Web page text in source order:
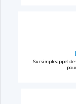
Sur simple appel de